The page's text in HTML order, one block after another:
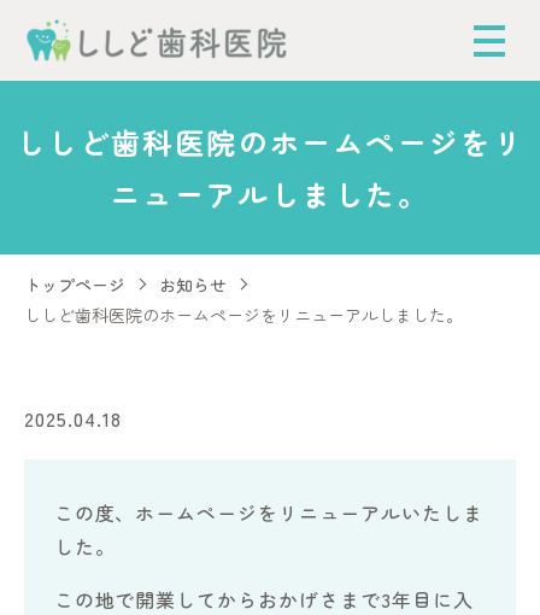
ししど歯科医院のホームページをリ
ニューアルしました。
トップページ
お知らせ
ししど歯科医院のホームページをリニューアルしました。
2025.04.18
この度、ホームページをリニューアルいたしま
した。
この地で開業してからおかげさまで3年目に入